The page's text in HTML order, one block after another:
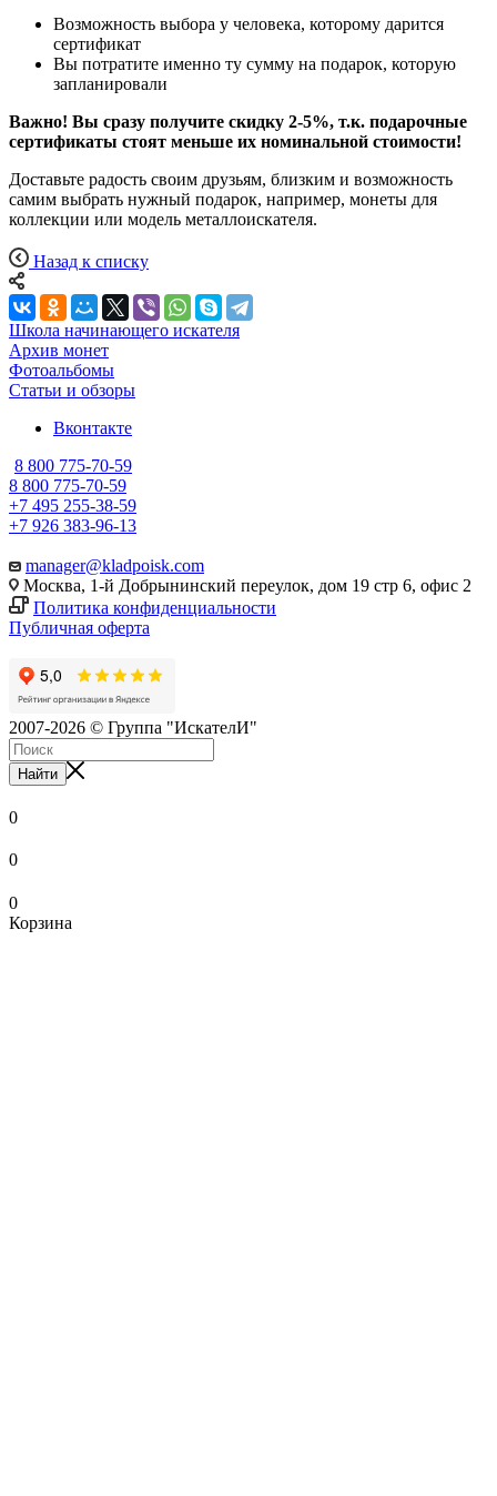
Возможность выбора у человека, которому дарится
сертификат
Вы потратите именно ту сумму на подарок, которую
запланировали
Важно! Вы сразу получите скидку 2-5%, т.к. подарочные
сертификаты стоят меньше их номинальной стоимости!
Доставьте радость своим друзьям, близким и возможность
самим выбрать нужный подарок, например, монеты для
коллекции или модель металлоискателя.
Назад к списку
Школа начинающего искателя
Архив монет
Фотоальбомы
Статьи и обзоры
Вконтакте
8 800 775-70-59
8 800 775-70-59
+7 495 255-38-59
+7 926 383-96-13
manager@kladpoisk.com
Москва, 1-й Добрынинский переулок, дом 19 стр 6, офис 2
Политика конфиденциальности
Публичная оферта
2007-2026 © Группа "ИскателИ"
Найти
0
0
0
Корзина